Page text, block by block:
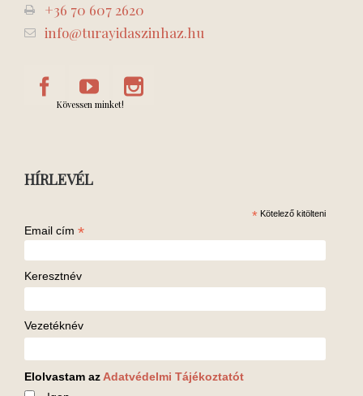
+36 70 607 2620
info@turayidaszinhaz.hu
Kövessen minket!
HÍRLEVÉL
* Kötelező kitölteni
Email cím *
Keresztnév
Vezetéknév
Elolvastam az Adatvédelmi Tájékoztatót